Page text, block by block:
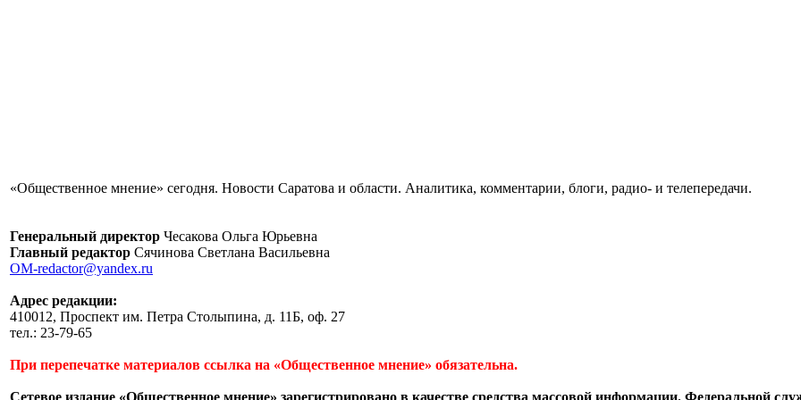
«Общественное мнение» сегодня. Новости Саратова и области. Аналитика, комментарии, блоги, радио- и телепередачи.
Генеральный директор Чесакова Ольга Юрьевна
Главный редактор Сячинова Светлана Васильевна
OM-redactor@yandex.ru
Адрес редакции:
410012, Проспект им. Петра Столыпина, д. 11Б, оф. 27
тел.: 23-79-65
При перепечатке материалов ссылка на «Общественное мнение» обязательна.
Сетевое издание «Общественное мнение» зарегистрировано в качестве средства массовой информации. Федеральной